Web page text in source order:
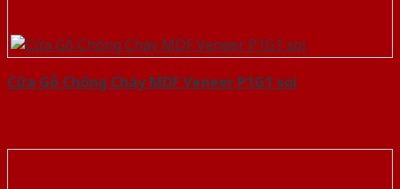
Cửa Gỗ Chống Cháy MDF Veneer P1G1 soi